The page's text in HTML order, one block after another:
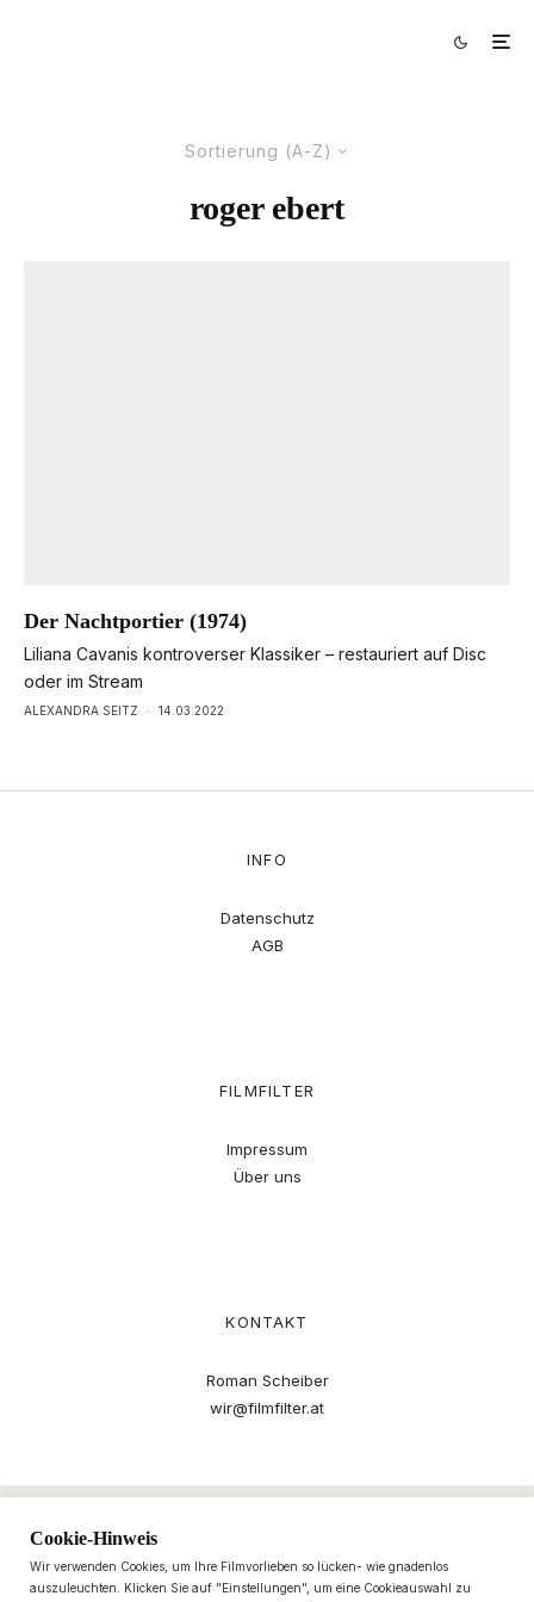
Sortierung (A-Z)
roger ebert
Der Nachtportier (1974)
Liliana Cavanis kontroverser Klassiker – restauriert auf Disc
oder im Stream
ALEXANDRA SEITZ · 14.03.2022
INFO
Datenschutz
AGB
FILMFILTER
Impressum
Über uns
KONTAKT
Roman Scheiber
wir@filmfilter.at
Cookie-Hinweis
Wir verwenden Cookies, um Ihre Filmvorlieben so lücken- wie gnadenlos
auszuleuchten. Klicken Sie auf "Einstellungen", um eine Cookieauswahl zu